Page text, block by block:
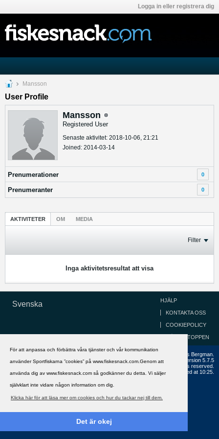
För att anpassa och förbättra våra tjänster och vår kommunikation
använder Sportfiskarna ”cookies” på www.fiskesnack.com.Genom att
använda dig av www.fiskesnack.com så godkänner du detta. Vi säljer
självklart inte vidare någon information om dig.
Klicka här för att läsa mer om cookies och hur du tackar nej till dem.
Det är okej
Logga in eller registrera dig
Mansson
User Profile
Mansson
Registered User
Senaste aktivitet: 2018-10-06, 21:21
Joined: 2014-03-14
Prenumerationer 0
Prenumeranter 0
AKTIVITETER OM MEDIA
Filter
Inga aktivitetsresultat att visa
Svenska HJÄLP
KONTAKTA OSS
COOKIEPOLICY
GÅ TILL TOPPEN
Copyright ©2002 - 2021, FiskeSnack.com. Grundad 2002 av Anders Bergman.
Powered byvBulletin®
Version 5.7.5
Copyright © 2026 MH Sub I, LLC dba vBulletin. All rights reserved.
All times are GMT+1. This page was generated at 10:25.